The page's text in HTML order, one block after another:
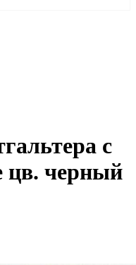
с
цв. черный